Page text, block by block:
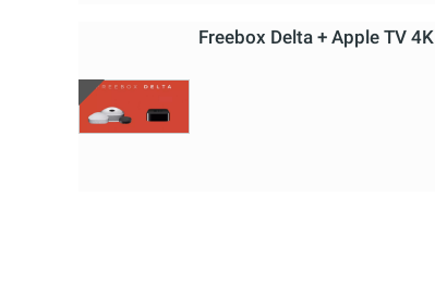
Freebox Delta + Apple TV 4K